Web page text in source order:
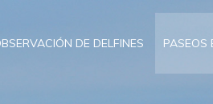
DE DELFINES PASEOS